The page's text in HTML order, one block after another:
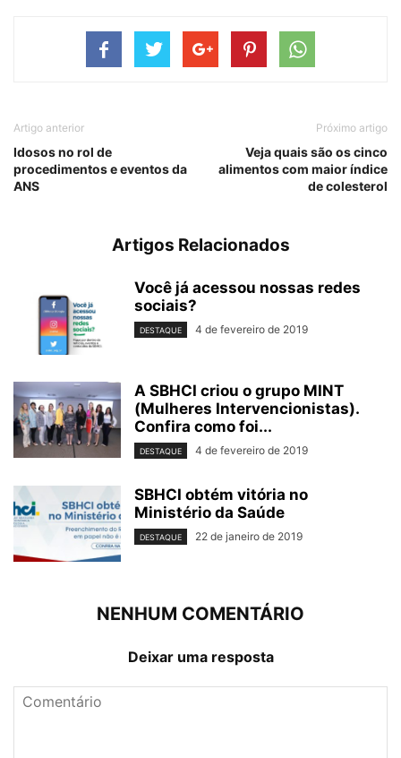
Artigo anterior
Idosos no rol de
procedimentos e eventos da
ANS
Próximo artigo
Veja quais são os cinco
alimentos com maior índice
de colesterol
Artigos Relacionados
Você já acessou nossas redes
sociais?
DESTAQUE 4 de fevereiro de 2019
A SBHCI criou o grupo MINT
(Mulheres Intervencionistas).
Confira como foi...
DESTAQUE 4 de fevereiro de 2019
SBHCI obtém vitória no
Ministério da Saúde ​
DESTAQUE 22 de janeiro de 2019
NENHUM COMENTÁRIO
Deixar uma resposta